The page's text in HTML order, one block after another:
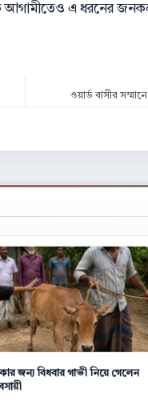
এ ধরনের
ওয়ার্ড বাসীর
জন্য বিধবার গাভী নিয়ে গেলেন